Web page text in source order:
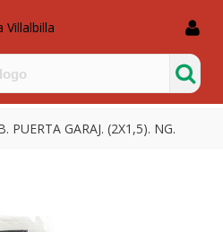
PUERTA GARAJ. (2X1,5). NG.